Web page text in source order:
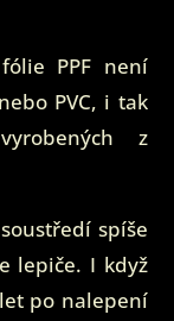
PPF není
PVC, i tak
z
spíše
lepiče. I když
po nalepení